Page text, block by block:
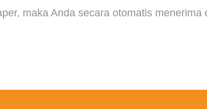
maka Anda secara otomatis menerima